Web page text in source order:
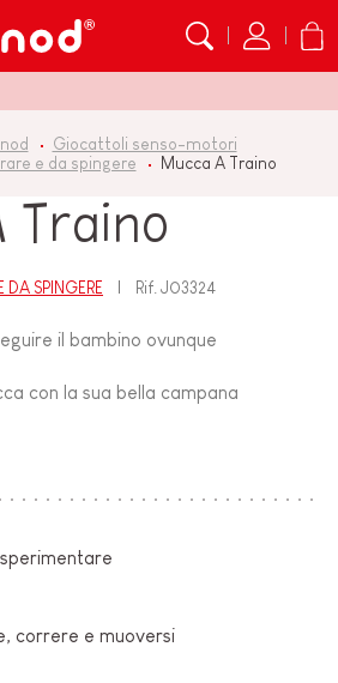
Giocattoli senso-motori
e da spingere
Mucca A Traino
Traino
SPINGERE Rif.J03324
il bambino ovunque
con la sua bella campana
correre e muoversi